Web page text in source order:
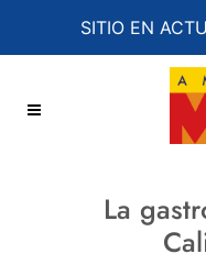
SITIO EN
La